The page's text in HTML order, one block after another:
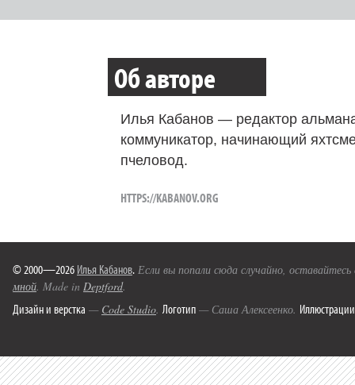
Об авторе
Илья Кабанов — редактор
коммуникатор, начинающий
пчеловод.
HTTPS://KABANOV.ORG
© 2000—2026 Илья Кабанов. Если вы попали сюда случайно,
мной. Made in Deptford.
Дизайн и верстка — Code Studio. Логотип — Саша Алексеенко. Иллюстрации